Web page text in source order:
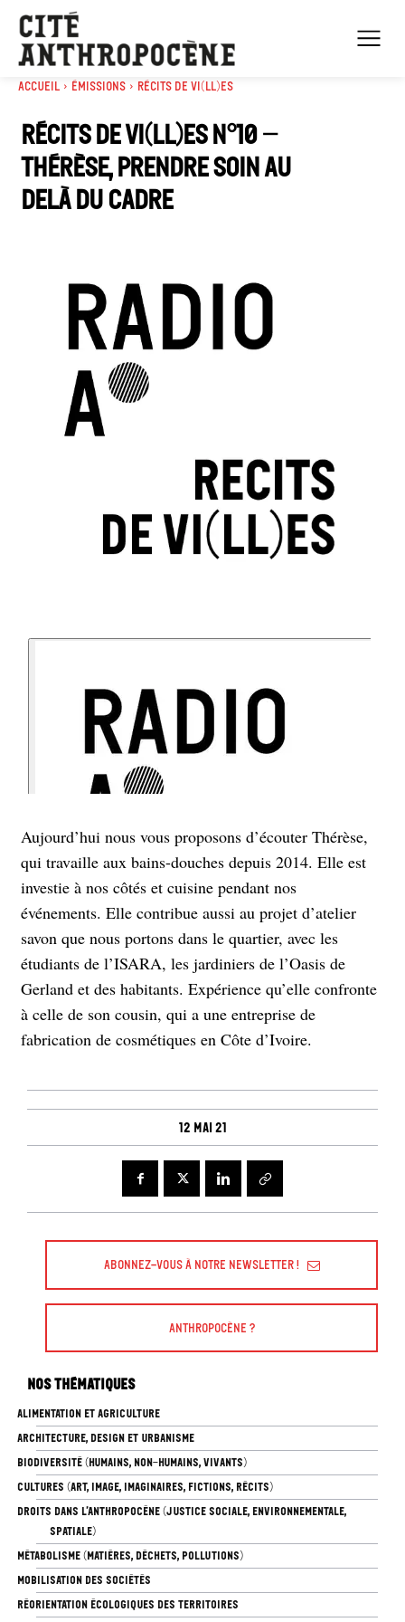
Accueil Émissions Récits de Vi(ll)es
Récits de vi(ll)es n°10 –
Thérèse, prendre soin au
delà du cadre
Aujourd’hui nous vous proposons d’écouter Thérèse,
qui travaille aux bains-douches depuis 2014. Elle est
investie à nos côtés et cuisine pendant nos
événements. Elle contribue aussi au projet d’atelier
savon que nous portons dans le quartier, avec les
étudiants de l’ISARA, les jardiniers de l’Oasis de
Gerland et des habitants. Expérience qu’elle confronte
à celle de son cousin, qui a une entreprise de
fabrication de cosmétiques en Côte d’Ivoire.
12 mai 21
Abonnez-vous à Notre Newsletter !
Anthropocène ?
Nos thématiques
ALIMENTATION ET AGRICULTURE
ARCHITECTURE, DESIGN ET URBANISME
BIODIVERSITÉ (HUMAINS, NON-HUMAINS, VIVANTS)
CULTURES (ART, IMAGE, IMAGINAIRES, FICTIONS, RÉCITS)
DROITS DANS L’ANTHROPOCÈNE (JUSTICE SOCIALE, ENVIRONNEMENTALE,
SPATIALE)
MÉTABOLISME (MATIÈRES, DÉCHETS, POLLUTIONS)
MOBILISATION DES SOCIÉTÉS
RÉORIENTATION ÉCOLOGIQUES DES TERRITOIRES